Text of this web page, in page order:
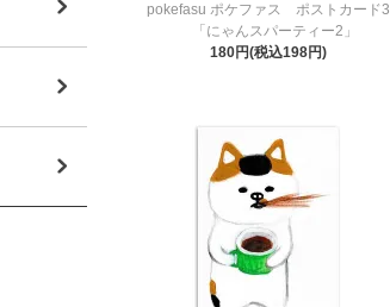
pokefasu ポケファス ポストカード3
「にゃんスパーティー2」
180円(税込198円)